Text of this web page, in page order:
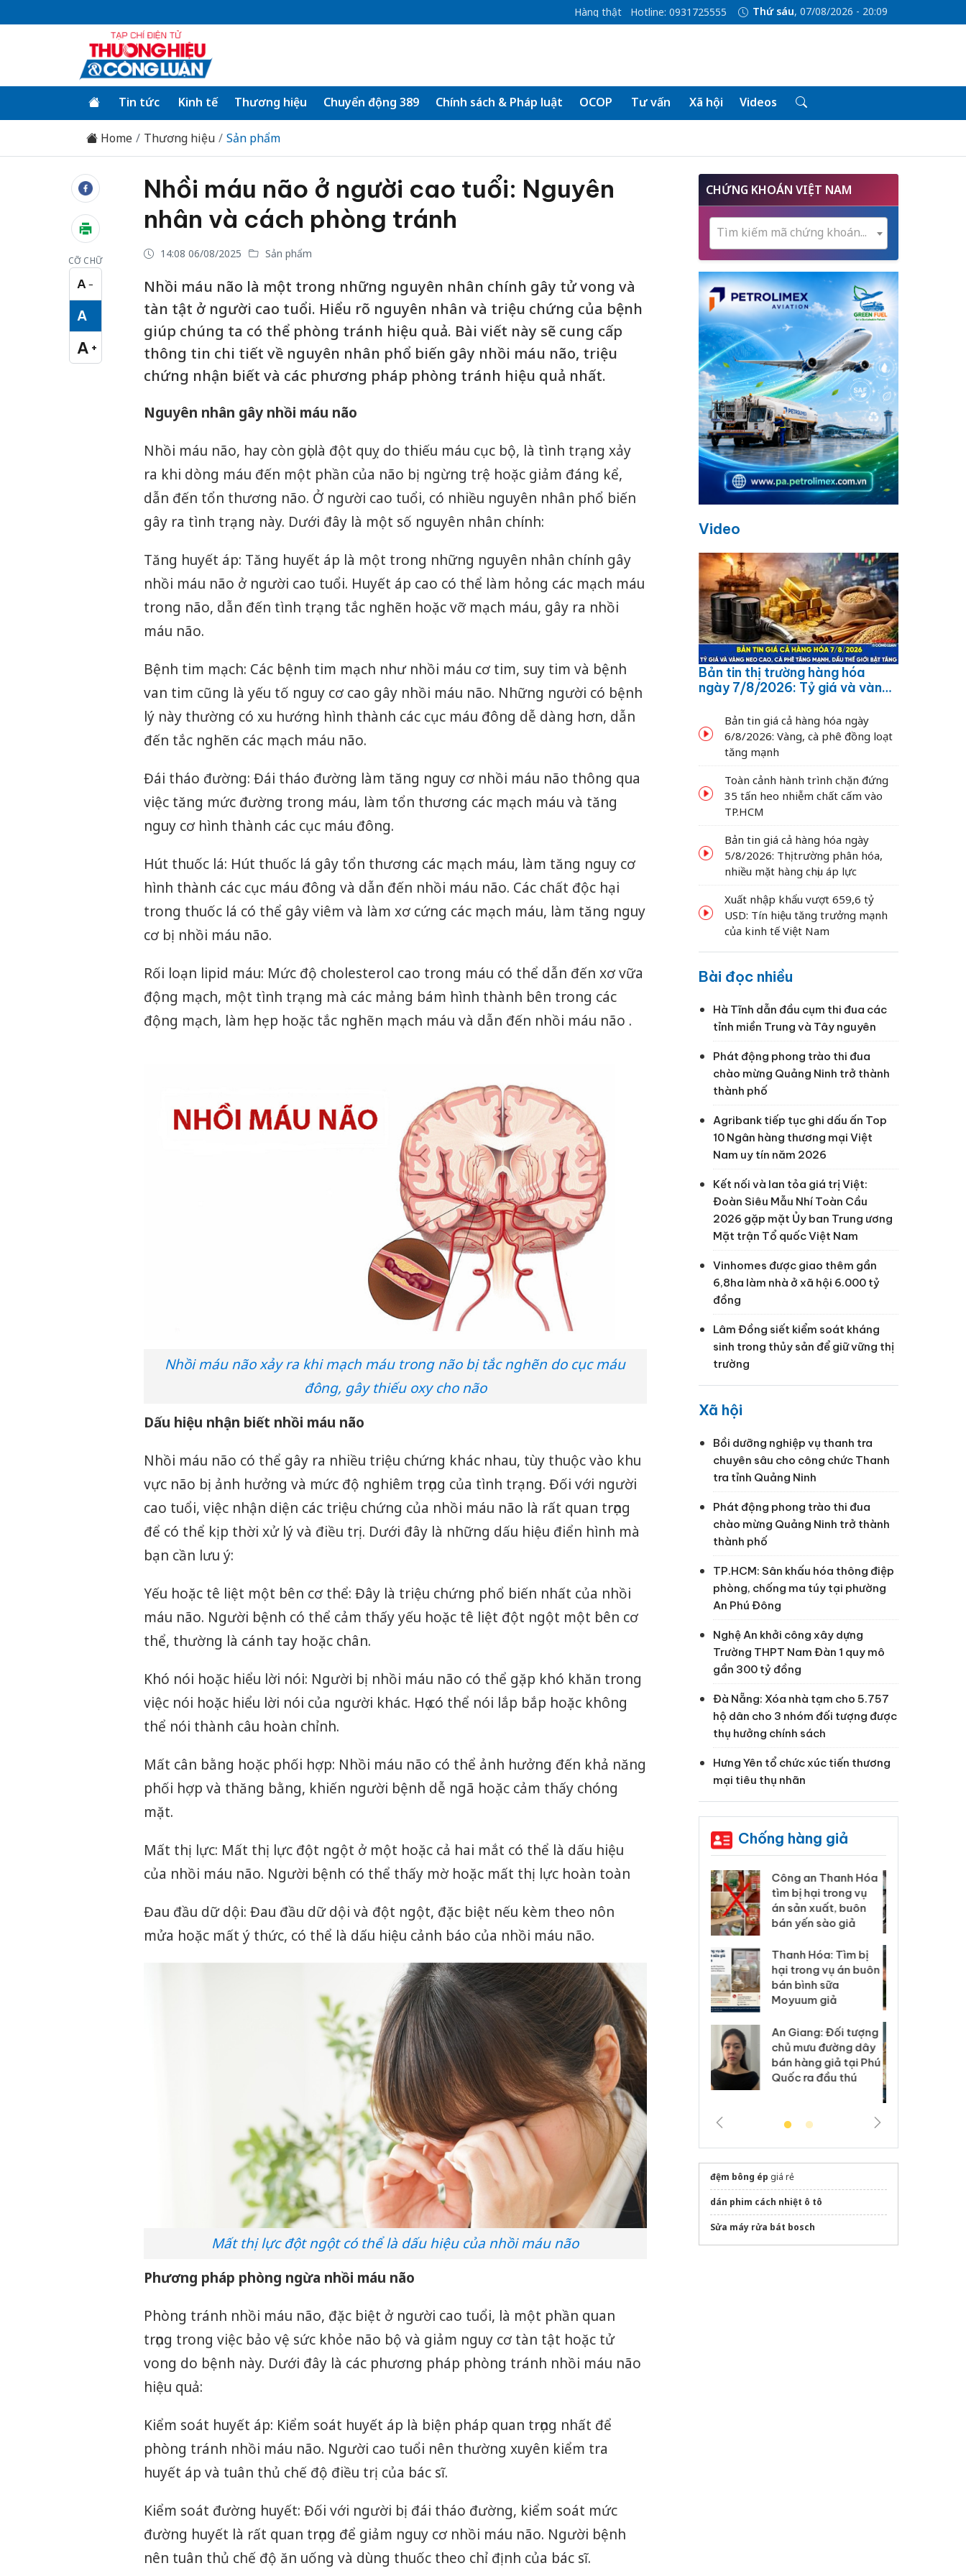
Hàng thật Hotline: 0931725555 Thứ sáu, 07/08/2026 - 20:09
Tin tức Kinh tế Thương hiệu Chuyển động 389 Chính sách & Pháp luật OCOP Tư vấn Xã hội Videos
Home Thương hiệu Sản phẩm
CỠ CHỮ
A −
Cỡ chữ nhỏ
A
Cỡ chữ vừa
A +
Cỡ chữ lớn
Nhồi máu não ở người cao tuổi: Nguyên
nhân và cách phòng tránh
14:08 06/08/2025 Sản phẩm
Nhồi máu não là một trong những nguyên nhân chính gây tử vong và
tàn tật ở người cao tuổi. Hiểu rõ nguyên nhân và triệu chứng của bệnh
giúp chúng ta có thể phòng tránh hiệu quả. Bài viết này sẽ cung cấp
thông tin chi tiết về nguyên nhân phổ biến gây nhồi máu não, triệu
chứng nhận biết và các phương pháp phòng tránh hiệu quả nhất.
Nguyên nhân gây nhồi máu não
Nhồi máu não, hay còn gọi là đột quỵ do thiếu máu cục bộ, là tình trạng xảy
ra khi dòng máu đến một phần của não bị ngừng trệ hoặc giảm đáng kể,
dẫn đến tổn thương não. Ở người cao tuổi, có nhiều nguyên nhân phổ biến
gây ra tình trạng này. Dưới đây là một số nguyên nhân chính:
Tăng huyết áp: Tăng huyết áp là một trong những nguyên nhân chính gây
nhồi máu não ở người cao tuổi. Huyết áp cao có thể làm hỏng các mạch máu
trong não, dẫn đến tình trạng tắc nghẽn hoặc vỡ mạch máu, gây ra nhồi
máu não.
Bệnh tim mạch: Các bệnh tim mạch như nhồi máu cơ tim, suy tim và bệnh
van tim cũng là yếu tố nguy cơ cao gây nhồi máu não. Những người có bệnh
lý này thường có xu hướng hình thành các cục máu đông dễ dàng hơn, dẫn
đến tắc nghẽn các mạch máu não.
Đái tháo đường: Đái tháo đường làm tăng nguy cơ nhồi máu não thông qua
việc tăng mức đường trong máu, làm tổn thương các mạch máu và tăng
nguy cơ hình thành các cục máu đông.
Hút thuốc lá: Hút thuốc lá gây tổn thương các mạch máu, làm tăng nguy cơ
hình thành các cục máu đông và dẫn đến nhồi máu não. Các chất độc hại
trong thuốc lá có thể gây viêm và làm xơ cứng các mạch máu, làm tăng nguy
cơ bị nhồi máu não.
Rối loạn lipid máu: Mức độ cholesterol cao trong máu có thể dẫn đến xơ vữa
động mạch, một tình trạng mà các mảng bám hình thành bên trong các
động mạch, làm hẹp hoặc tắc nghẽn mạch máu và dẫn đến nhồi máu não .
Nhồi máu não xảy ra khi mạch máu trong não bị tắc nghẽn do cục máu
đông, gây thiếu oxy cho não
Dấu hiệu nhận biết nhồi máu não
Nhồi máu não có thể gây ra nhiều triệu chứng khác nhau, tùy thuộc vào khu
vực não bị ảnh hưởng và mức độ nghiêm trọng của tình trạng. Đối với người
cao tuổi, việc nhận diện các triệu chứng của nhồi máu não là rất quan trọng
để có thể kịp thời xử lý và điều trị. Dưới đây là những dấu hiệu điển hình mà
bạn cần lưu ý:
Yếu hoặc tê liệt một bên cơ thể: Đây là triệu chứng phổ biến nhất của nhồi
máu não. Người bệnh có thể cảm thấy yếu hoặc tê liệt đột ngột một bên cơ
thể, thường là cánh tay hoặc chân.
Khó nói hoặc hiểu lời nói: Người bị nhồi máu não có thể gặp khó khăn trong
việc nói hoặc hiểu lời nói của người khác. Họ có thể nói lắp bắp hoặc không
thể nói thành câu hoàn chỉnh.
Mất cân bằng hoặc phối hợp: Nhồi máu não có thể ảnh hưởng đến khả năng
phối hợp và thăng bằng, khiến người bệnh dễ ngã hoặc cảm thấy chóng
mặt.
Mất thị lực: Mất thị lực đột ngột ở một hoặc cả hai mắt có thể là dấu hiệu
của nhồi máu não. Người bệnh có thể thấy mờ hoặc mất thị lực hoàn toàn
Đau đầu dữ dội: Đau đầu dữ dội và đột ngột, đặc biệt nếu kèm theo nôn
mửa hoặc mất ý thức, có thể là dấu hiệu cảnh báo của nhồi máu não.
Mất thị lực đột ngột có thể là dấu hiệu của nhồi máu não
Phương pháp phòng ngừa nhồi máu não
Phòng tránh nhồi máu não, đặc biệt ở người cao tuổi, là một phần quan
trọng trong việc bảo vệ sức khỏe não bộ và giảm nguy cơ tàn tật hoặc tử
vong do bệnh này. Dưới đây là các phương pháp phòng tránh nhồi máu não
hiệu quả:
Kiểm soát huyết áp: Kiểm soát huyết áp là biện pháp quan trọng nhất để
phòng tránh nhồi máu não. Người cao tuổi nên thường xuyên kiểm tra
huyết áp và tuân thủ chế độ điều trị của bác sĩ.
Kiểm soát đường huyết: Đối với người bị đái tháo đường, kiểm soát mức
đường huyết là rất quan trọng để giảm nguy cơ nhồi máu não. Người bệnh
nên tuân thủ chế độ ăn uống và dùng thuốc theo chỉ định của bác sĩ.
CHỨNG KHOÁN VIỆT NAM
Tìm kiếm mã chứng khoán...
Video
Bản tin thị trường hàng hóa
ngày 7/8/2026: Tỷ giá và vàng
dầu thế giới bật tăng
Bản tin giá cả hàng hóa ngày
6/8/2026: Vàng, cà phê đồng loạt
tăng mạnh
Toàn cảnh hành trình chặn đứng
35 tấn heo nhiễm chất cấm vào
TP.HCM
Bản tin giá cả hàng hóa ngày
5/8/2026: Thị trường phân hóa,
nhiều mặt hàng chịu áp lực
Xuất nhập khẩu vượt 659,6 tỷ
USD: Tín hiệu tăng trưởng mạnh
của kinh tế Việt Nam
Bài đọc nhiều
Hà Tĩnh dẫn đầu cụm thi đua các
tỉnh miền Trung và Tây nguyên
Phát động phong trào thi đua
chào mừng Quảng Ninh trở thành
thành phố
Agribank tiếp tục ghi dấu ấn Top
10 Ngân hàng thương mại Việt
Nam uy tín năm 2026
Kết nối và lan tỏa giá trị Việt:
Đoàn Siêu Mẫu Nhí Toàn Cầu
2026 gặp mặt Ủy ban Trung ương
Mặt trận Tổ quốc Việt Nam
Vinhomes được giao thêm gần
6,8ha làm nhà ở xã hội 6.000 tỷ
đồng
Lâm Đồng siết kiểm soát kháng
sinh trong thủy sản để giữ vững thị
trường
Xã hội
Bồi dưỡng nghiệp vụ thanh tra
chuyên sâu cho công chức Thanh
tra tỉnh Quảng Ninh
Phát động phong trào thi đua
chào mừng Quảng Ninh trở thành
thành phố
TP.HCM: Sân khấu hóa thông điệp
phòng, chống ma túy tại phường
An Phú Đông
Nghệ An khởi công xây dựng
Trường THPT Nam Đàn 1 quy mô
gần 300 tỷ đồng
Đà Nẵng: Xóa nhà tạm cho 5.757
hộ dân cho 3 nhóm đối tượng được
thụ hưởng chính sách
Hưng Yên tổ chức xúc tiến thương
mại tiêu thụ nhãn
Chống hàng giả
Công an Thanh Hóa
án sản xuất, buôn
hại trong vụ án buôn
bán bình sữa
Moyuum giả
An Giang: Đối tượng
chủ mưu đường dây
bán hàng giả tại Phú
Quốc ra đầu thú
Lào Cai xử lý 83 vụ vi
phạm thương mại
trong tháng 7
Hưng Yên: Xử lý 6 hộ
kinh doanh bán hàng
giả mạo nhãn hiệu
Adidas, Nike
Cà Mau: Tiêu hủy
công khai hàng ngàn
sản phẩm nhập lậu,
bảo vệ môi trường
đệm bông ép giá rẻ
dán phim cách nhiệt ô tô
Sửa máy rửa bát bosch